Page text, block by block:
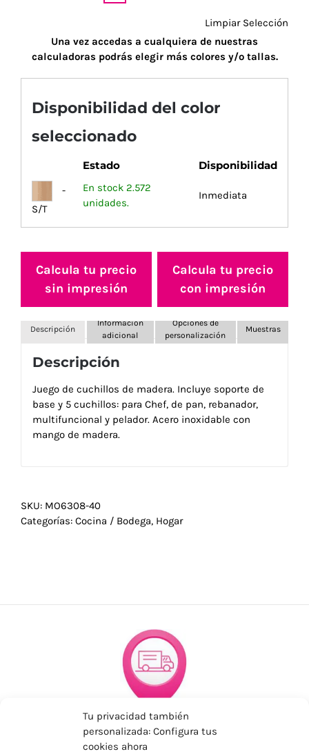
Tu privacidad también
personalizada: Configura tus
cookies ahora
Limpiar Selección
Una vez accedas a cualquiera de nuestras
calculadoras podrás elegir más colores y/o tallas.
Disponibilidad del color
seleccionado
Estado Disponibilidad
-
S/T
En stock 2.572
unidades.
Inmediata
Calcula tu precio
sin impresión
Calcula tu precio
con impresión
Descripción
Información
adicional
Opciones de
personalización
Muestras
Descripción
Juego de cuchillos de madera. Incluye soporte de
base y 5 cuchillos: para Chef, de pan, rebanador,
multifuncional y pelador. Acero inoxidable con
mango de madera.
SKU: MO6308-40
Categorías: Cocina / Bodega, Hogar
ENVÍOS ECONÓMICOS
Para Península, resto consultar